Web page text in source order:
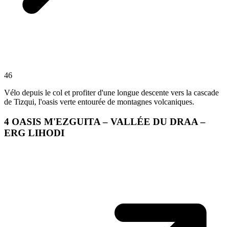
46
Vélo depuis le col et profiter d'une longue descente vers la cascade
de Tizqui, l'oasis verte entourée de montagnes volcaniques.
4 OASIS M'EZGUITA – VALLÉE DU DRAA –
ERG LIHODI